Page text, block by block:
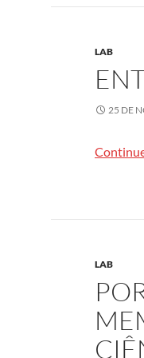
LAB
25 DE
LAB